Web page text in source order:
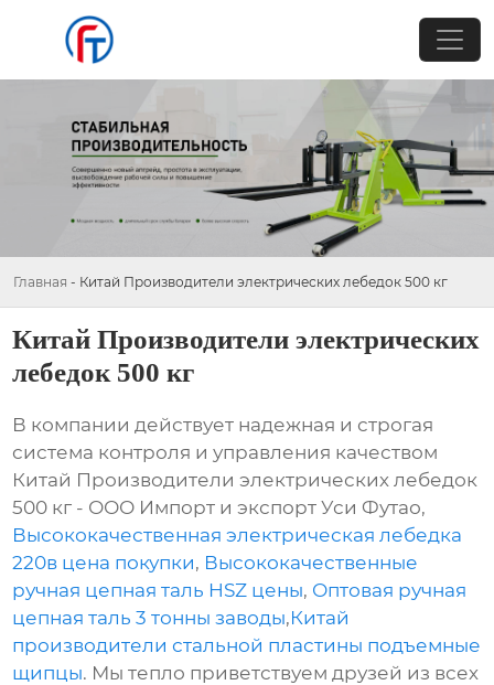
Главная - Китай Производители электрических лебедок 500 кг
Китай Производители электрических
лебедок 500 кг
В компании действует надежная и строгая
система контроля и управления качеством
Китай Производители электрических лебедок
500 кг - ООО Импорт и экспорт Уси Футао,
Высококачественная электрическая лебедка
220в цена покупки, Высококачественные
ручная цепная таль HSZ цены, Оптовая ручная
цепная таль 3 тонны заводы,Китай
производители стальной пластины подъемные
щипцы. Мы тепло приветствуем друзей из всех